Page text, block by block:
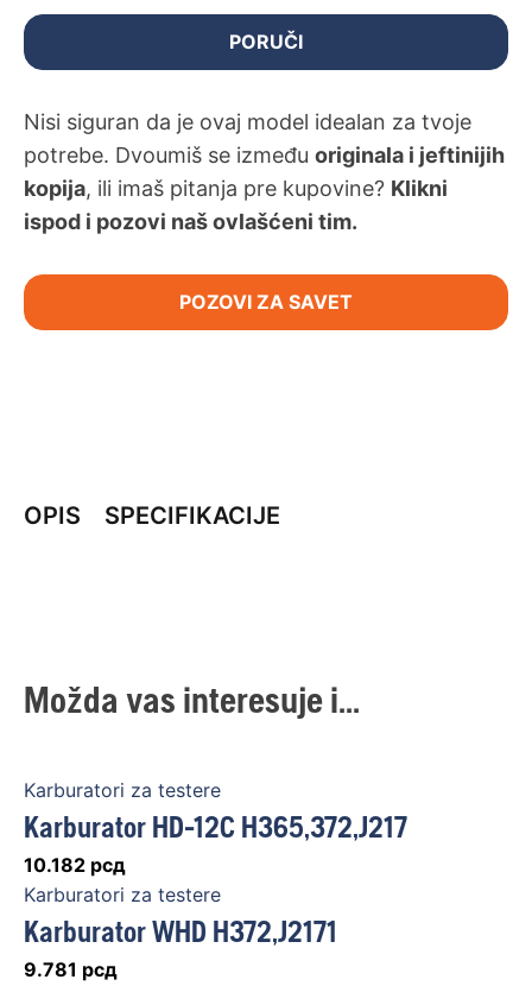
PORUČI
Nisi siguran da je ovaj model idealan za tvoje
potrebe. Dvoumiš se između originala i jeftinijih
kopija, ili imaš pitanja pre kupovine? Klikni
ispod i pozovi naš ovlašćeni tim.
POZOVI ZA SAVET
OPIS SPECIFIKACIJE
Možda vas interesuje i...
Karburatori za testere
Karburator HD-12C H365,372,J217
10.182 рсд
Karburatori za testere
Karburator WHD H372,J2171
9.781 рсд